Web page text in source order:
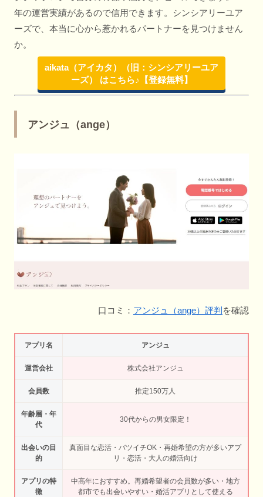
年の運営実績があるので信用できます。シンシアリーユア
ーズで、本当に心から惹かれるパートナーを見つけません
か。
aikata（アイカタ）（旧：シンシアリーユア
ーズ） はこちら♪【登録無料】
アンジュ（ange）
口コミ： アンジュ（ange）評判 を確認
アプリ名 アンジュ
運営会社 株式会社アンジュ
会員数 推定150万人
年齢層・年
代
30代からの男女限定！
出会いの目
的
真面目な恋活・バツイチOK・再婚希望の方が多いアプ
リ・恋活・大人の婚活向け
アプリの特
徴
中高年におすすめ。再婚希望者の会員数が多い・地方
都市でも出会いやすい・婚活アプリとして使える